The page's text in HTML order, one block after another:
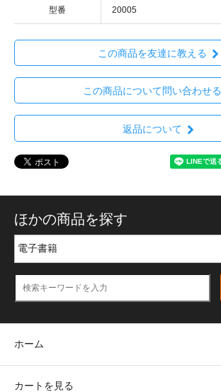
型番 20005
この商品を友達に教える
この商品について問い合わせる
返品について
ほかの商品を探す
ホーム
カートを見る